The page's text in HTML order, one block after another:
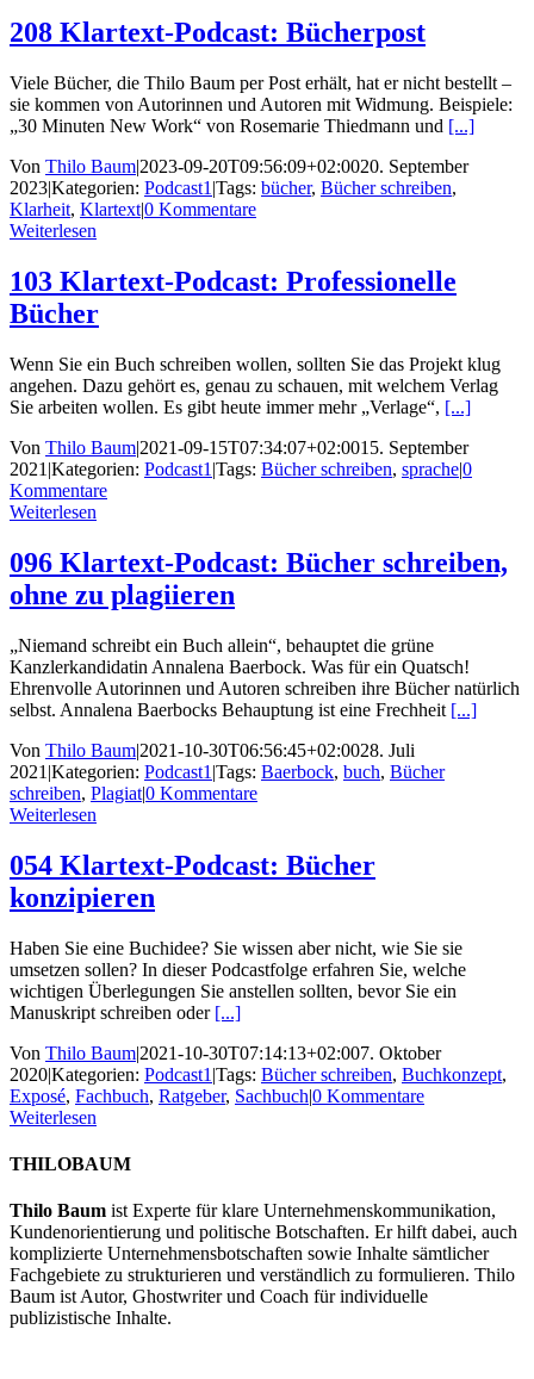
208 Klartext-Podcast: Bücherpost
Viele Bücher, die Thilo Baum per Post erhält, hat er nicht bestellt –
sie kommen von Autorinnen und Autoren mit Widmung. Beispiele:
„30 Minuten New Work“ von Rosemarie Thiedmann und [...]
Von Thilo Baum|2023-09-20T09:56:09+02:0020. September
2023|Kategorien: Podcast1 |Tags: bücher, Bücher schreiben,
Klarheit, Klartext|0 Kommentare
Weiterlesen
103 Klartext-Podcast: Professionelle
Bücher
Wenn Sie ein Buch schreiben wollen, sollten Sie das Projekt klug
angehen. Dazu gehört es, genau zu schauen, mit welchem Verlag
Sie arbeiten wollen. Es gibt heute immer mehr „Verlage“, [...]
Von Thilo Baum|2021-09-15T07:34:07+02:0015. September
2021 |Kategorien: Podcast1 |Tags: Bücher schreiben, sprache|0
Kommentare
Weiterlesen
096 Klartext-Podcast: Bücher schreiben,
ohne zu plagiieren
„Niemand schreibt ein Buch allein“, behauptet die grüne
Kanzlerkandidatin Annalena Baerbock. Was für ein Quatsch!
Ehrenvolle Autorinnen und Autoren schreiben ihre Bücher natürlich
selbst. Annalena Baerbocks Behauptung ist eine Frechheit [...]
Von Thilo Baum|2021-10-30T06:56:45+02:0028. Juli
2021 |Kategorien: Podcast1 |Tags: Baerbock, buch, Bücher
schreiben, Plagiat|0 Kommentare
Weiterlesen
054 Klartext-Podcast: Bücher
konzipieren
Haben Sie eine Buchidee? Sie wissen aber nicht, wie Sie sie
umsetzen sollen? In dieser Podcastfolge erfahren Sie, welche
wichtigen Überlegungen Sie anstellen sollten, bevor Sie ein
Manuskript schreiben oder [...]
Von Thilo Baum|2021-10-30T07:14:13+02:007. Oktober
2020|Kategorien: Podcast1 |Tags: Bücher schreiben, Buchkonzept,
Exposé, Fachbuch, Ratgeber, Sachbuch|0 Kommentare
Weiterlesen
THILOBAUM
Thilo Baum ist Experte für klare Unternehmenskommunikation,
Kundenorientierung und politische Botschaften. Er hilft dabei, auch
komplizierte Unternehmensbotschaften sowie Inhalte sämtlicher
Fachgebiete zu strukturieren und verständlich zu formulieren. Thilo
Baum ist Autor, Ghostwriter und Coach für individuelle
publizistische Inhalte.